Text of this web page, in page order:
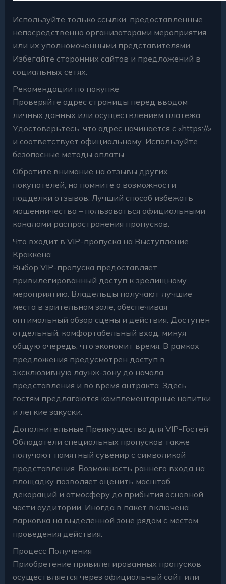
Используйте только ссылки, предоставленные
непосредственно организаторами мероприятия
или их уполномоченными представителями.
Избегайте сторонних сайтов и предложений в
социальных сетях.
Рекомендации по покупке
Проверяйте адрес страницы перед вводом
личных данных или осуществлением платежа.
Удостоверьтесь, что адрес начинается с «https://»
и соответствует официальному. Используйте
безопасные методы оплаты.
Обратите внимание на отзывы других
покупателей, но помните о возможности
подделки отзывов. Лучший способ избежать
мошенничества – пользоваться официальными
каналами распространения пропусков.
Что входит в VIP-пропуска на Выступление
Краккена
Выбор VIP-пропуска предоставляет
привилегированный доступ к зрелищному
мероприятию. Владельцы получают лучшие
места в зрительном зале, обеспечивая
оптимальный обзор сцены и действия. Доступен
отдельный, комфортабельный вход, минуя
общую очередь, что экономит время. В рамках
предложения предусмотрен доступ в
эксклюзивную лаунж-зону до начала
представления и во время антракта. Здесь
гостям предлагаются комплементарные напитки
и легкие закуски.
Дополнительные Преимущества для VIP-Гостей
Обладатели специальных пропусков также
получают памятный сувенир с символикой
представления. Возможность раннего входа на
площадку позволяет оценить масштаб
декораций и атмосферу до прибытия основной
части аудитории. Иногда в пакет включена
парковка на выделенной зоне рядом с местом
проведения действия.
Процесс Получения
Приобретение привилегированных пропусков
осуществляется через официальный сайт или